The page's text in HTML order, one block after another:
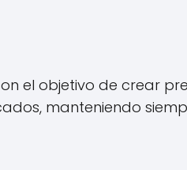
el objetivo de crear
manteniendo